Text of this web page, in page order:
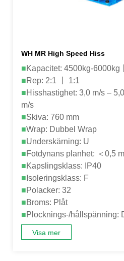
WH MR High Speed ​​Hiss
■Kapacitet: 4500kg-6000kg
■Rep: 2:1 丨 1:1
■Hisshastighet: 3,0 m/s –
m/s
■Skiva: 760 mm
■Wrap: Dubbel Wrap
■Underskärning: U
■Fotdynans planhet: ＜0,5
■Kapslingsklass: IP40
■ Isoleringsklass: F
■Polacker: 32
■Broms: Plåt
■Plocknings-/hållspänning:
Visa mer